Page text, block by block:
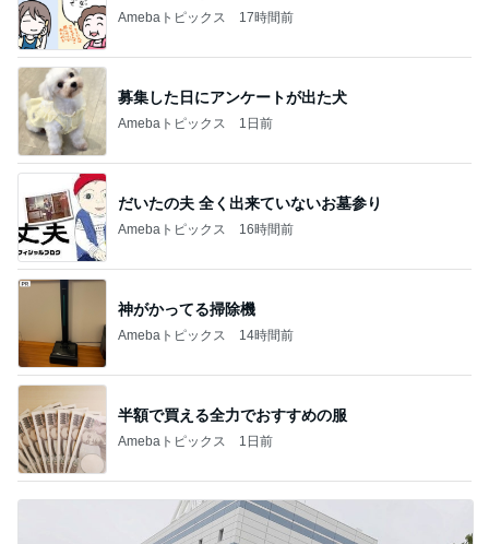
Amebaトピックス 1日前
だいたの夫 全く出来ていないお墓参り
Amebaトピックス 16時間前
神がかってる掃除機
Amebaトピックス 14時間前
半額で買える全力でおすすめの服
Amebaトピックス 1日前